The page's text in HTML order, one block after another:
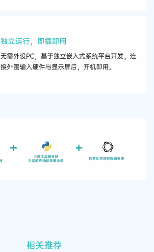
独立运行，即插即用
无需外设PC，基于独立嵌入式系统平台开发，连
接外围输入硬件与显示屏后，开机即用。
相关推荐